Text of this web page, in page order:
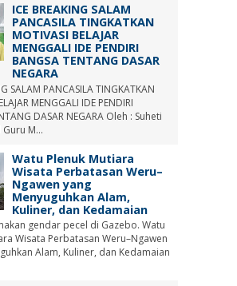
ICE BREAKING SALAM
PANCASILA TINGKATKAN
MOTIVASI BELAJAR
MENGGALI IDE PENDIRI
BANGSA TENTANG DASAR
NEGARA
SALAM PANCASILA TINGKATKAN
MENGGALI IDE PENDIRI
DASAR NEGARA Oleh : Suheti
Guru M...
Watu Plenuk Mutiara
Wisata Perbatasan Weru–
Ngawen yang
Menyuguhkan Alam,
Kuliner, dan Kedamaian
gendar pecel di Gazebo. Watu
Wisata Perbatasan Weru–Ngawen
Alam, Kuliner, dan Kedamaian